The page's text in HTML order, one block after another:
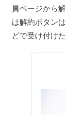
員ページから
は解約ボタン
どで受け付け